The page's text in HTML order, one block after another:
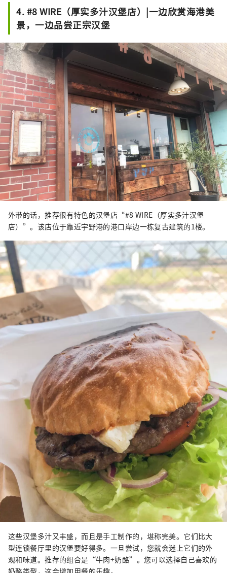
4. #8 WIRE（厚实多汁汉堡店）|一边欣赏海港美
景，一边品尝正宗汉堡
外带的话，推荐很有特色的汉堡店“#8 WIRE（厚实多汁汉堡
店）”。该店位于靠近宇野港的港口岸边一栋复古建筑的1楼。
这些汉堡多汁又丰盛，而且是手工制作的，堪称完美。它们比大
型连锁餐厅里的汉堡要好得多。一旦尝试，您就会迷上它们的外
观和味道。推荐的组合是“牛肉+奶酪”。您可以选择自己喜欢的
奶酪类型，这会增加用餐的乐趣。